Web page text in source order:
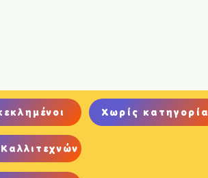
Χωρίς κατηγορία